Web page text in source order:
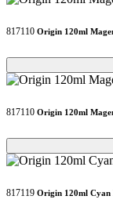
817110 Origin 120ml
Loading...
Loading...
817110 Origin 120ml
Loading...
Loading...
817119 Origin 120ml Cyan